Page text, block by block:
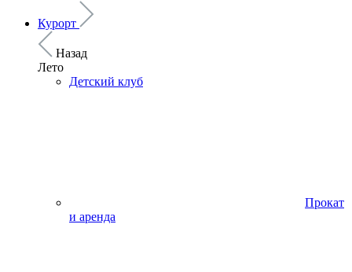
Курорт
Назад
Лето
Детский клуб
Прокат
и аренда